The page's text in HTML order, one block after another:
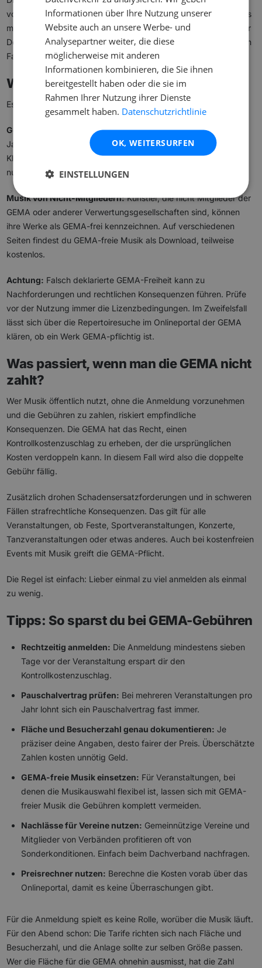
von denen für Veranstaltungen. Im Internet richtet sich der Preis
meist nach Art und Umfang der Nutzung, etwa nach Anzahl der
Downloads oder Streams. Eine Lizenz bei der GEMA ist in jedem
Fall erforderlich.
Wann ist Musik GEMA-frei?
Es gibt Fälle, in denen keine GEMA-Gebühren fällig werden:
Gemeinfreie Werke:
Musik, deren Urheber seit mindestens 70
Jahren verstorben sind, ist gemeinfrei. Viele Werke aus Barock,
Klassik und Romantik fallen darunter. Jeder darf diese Musik
nutzen, ohne GEMA-Gebühren zu zahlen.
Musik von Nicht-Mitgliedern:Künstler, die nicht Mitglieder der
GEMA oder anderer Verwertungsgesellschaften sind, können
ihre Werke als GEMA-frei kennzeichnen. Auf verschiedenen
Seiten findest du GEMA-freie Musik als Download, teilweise
kostenlos.
Achtung: Falsch deklarierte GEMA-Freiheit kann zu
Nachforderungen und rechtlichen Konsequenzen führen. Prüfe
vor der Nutzung immer die Lizenzbedingungen. Im Zweifelsfall
lässt sich über die Repertoiresuche im Onlineportal der GEMA
klären, ob ein Werk GEMA-pflichtig ist.
Was passiert, wenn man die GEMA nicht
zahlt?
Wer Musik öffentlich nutzt, ohne die Anmeldung vorzunehmen
und die Gebühren zu zahlen, riskiert empfindliche
Konsequenzen. Die GEMA hat das Recht, einen
Kontrollkostenzuschlag zu erheben, der die ursprünglichen
Kosten verdoppeln kann. In diesem Fall wird also die doppelte
Gebühr fällig.
Zusätzlich drohen Schadensersatzforderungen und in schweren
Fällen strafrechtliche Konsequenzen. Das gilt für alle
Veranstaltungen, ob Feste, Sportveranstaltungen, Konzerte,
Tanzveranstaltungen oder etwas anderes. Auch bei kostenfreien
Events mit Musik greift die GEMA-Pflicht.
Die Regel ist einfach: Lieber einmal zu viel anmelden als einmal
zu wenig.
Tipps: So sparst du bei GEMA-Gebühren
Rechtzeitig anmelden: Die Anmeldung mindestens sieben
Tage vor der Veranstaltung erspart dir den
Kontrollkostenzuschlag.
Pauschalvertrag prüfen: Bei mehreren Veranstaltungen pro
Jahr lohnt sich ein Pauschalvertrag fast immer.
Fläche und Besucherzahl genau dokumentieren: Je
präziser deine Angaben, desto fairer der Preis. Überschätzte
Zahlen kosten unnötig Geld.
GEMA-freie Musik einsetzen: Für Veranstaltungen, bei
denen die Musikauswahl flexibel ist, lassen sich mit GEMA-
freier Musik die Gebühren komplett vermeiden.
Nachlässe für Vereine nutzen: Gemeinnützige Vereine und
Mitglieder von Verbänden profitieren oft von
Sonderkonditionen. Einfach beim Dachverband nachfragen.
Preisrechner nutzen: Berechne die Kosten vorab über das
Onlineportal, damit es keine Überraschungen gibt.
Für die Anmeldung spielt es keine Rolle, worüber die Musik läuft.
Für den Abend schon: Die Tarife richten sich nach Fläche und
Besucherzahl, und die Anlage sollte zur selben Größe passen.
Wer die Fläche für die GEMA ohnehin ausmisst, hat die Zahl
Informationen über Ihre Nutzung unserer
Website auch an unsere Werbe- und
Analysepartner weiter, die diese
möglicherweise mit anderen
Informationen kombinieren, die Sie ihnen
bereitgestellt haben oder die sie im
Rahmen Ihrer Nutzung ihrer Dienste
gesammelt haben. Datenschutzrichtlinie
OK, WEITERSURFEN
EINSTELLUNGEN